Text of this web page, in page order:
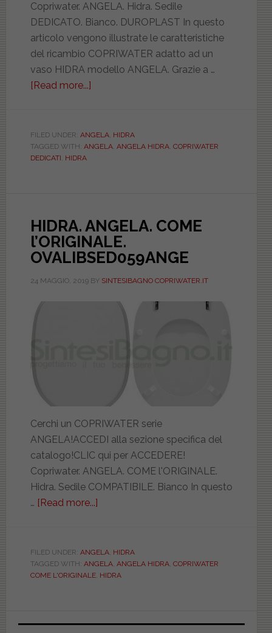
Copriwater. ANGELA. Hidra. Sedile
DEDICATO. Bianco. DUROPLAST In questo
articolo vengono illustrate le caratteristiche
del ricambio COPRIWATER adatto ad un
vaso HIDRA modello ANGELA. Grazie a …
[Read more...]
BIANCO.
DEDICATO.
FILED UNDER: ANGELA, HIDRA
TAGGED WITH: ANGELA, ANGELA HIDRA, COPRIWATER
DEDICATI, HIDRA
HIDRA. ANGELA. COME
l’ORIGINALE.
OVALIBSED059ANGE
24 MAGGIO, 2019BY SINTESIBAGNO COPRIWATER.IT
Cerchi un COPRIWATER serie
ANGELA!ACCEDI alla sezione specifica del
catalogo!CLIC qui per ACCEDERE!
Copriwater. ANGELA. COME l'ORIGINALE.
Hidra. Sedile COMPATIBILE. Bianco In questo
… [Read more...]
COME
l’ORIGINALE.
OVALIBSED059ANGE
FILED UNDER: ANGELA, HIDRA
TAGGED WITH: ANGELA, ANGELA HIDRA, COPRIWATER
COME L'ORIGINALE, HIDRA
Primary